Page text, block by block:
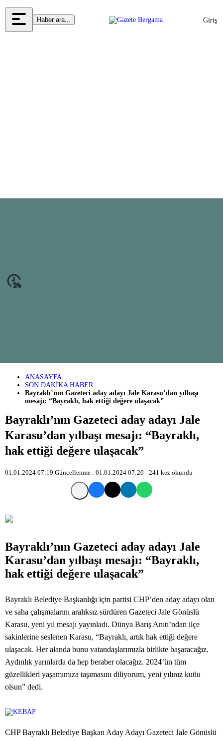
Haber ara... Giriş
ANASAYFA
SON DAKİKA HABER
Bayraklı’nın Gazeteci aday adayı Jale Karasu’dan yılbaşı
mesajı: “Bayraklı, hak ettiği değere ulaşacak”
Bayraklı’nın Gazeteci aday adayı Jale
Karasu’dan yılbaşı mesajı: “Bayraklı,
hak ettiği değere ulaşacak”
01.01.2024 07:19 Güncellenme : 01.01.2024 07:20 241 kez okundu
Bayraklı’nın Gazeteci aday adayı Jale
Karasu’dan yılbaşı mesajı: “Bayraklı,
hak ettiği değere ulaşacak”
Bayraklı Belediye Başkanlığı için partisi CHP’den aday adayı olan
ve saha çalışmalarını aralıksız sürdüren Gazeteci Jale Gönüslü
Karasu, yeni yıl mesajı yayınladı. Dünya Barış Anıtı’ndan ilçe
sakinlerine seslenen Karasu, “Bayraklı, artık hak ettiği değere
ulaşacak. Her alanda bunu vatandaşlarımızla birlikte başaracağız.
Aydınlık yarınlarda da hep beraber olacağız. 2024’ün tüm
güzellikleri yaşamımıza taşımasını diliyorum, yeni yılınız kutlu
olsun” dedi.
CHP Bayraklı Belediye Başkan Aday Adayı Gazeteci Jale Gönüslü